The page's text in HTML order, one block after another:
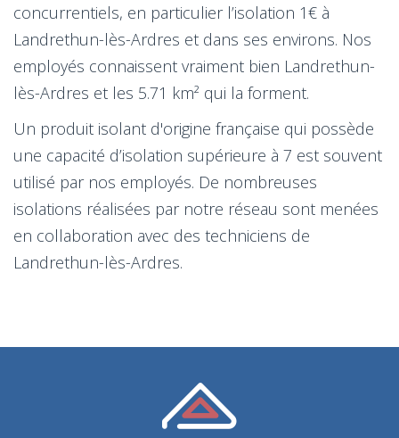
concurrentiels, en particulier l’isolation 1€ à
Landrethun-lès-Ardres et dans ses environs. Nos
employés connaissent vraiment bien Landrethun-
lès-Ardres et les 5.71 km² qui la forment.
Un produit isolant d'origine française qui possède
une capacité d’isolation supérieure à 7 est souvent
utilisé par nos employés. De nombreuses
isolations réalisées par notre réseau sont menées
en collaboration avec des techniciens de
Landrethun-lès-Ardres.